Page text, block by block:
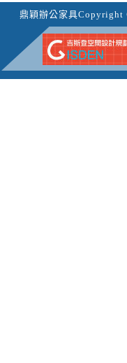
鼎穎辦公家具Copyright